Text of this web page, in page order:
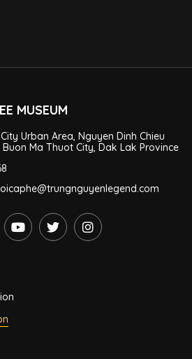
MUSEUM
Urban Area, Nguyen Dinh Chieu
Ma Thuot City, Dak Lak Province